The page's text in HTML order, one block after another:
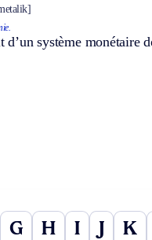
d’un système monétaire
G H I K